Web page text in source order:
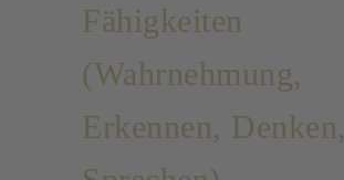
Fähigkeiten
(Wahrnehmung,
Erkennen, Denken,